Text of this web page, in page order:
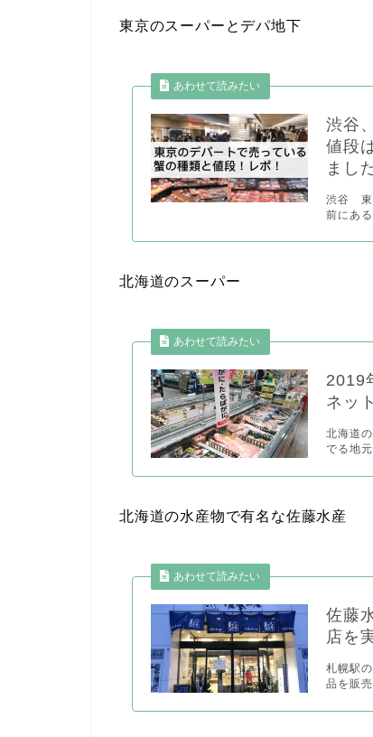
東京のスーパーとデパ地下
渋谷
値段
まし
渋谷 東
前にあ
北海道のスーパー
2019
ネッ
北海道
でる地
北海道の水産物で有名な佐藤水産
佐藤
店を
札幌駅
品を販